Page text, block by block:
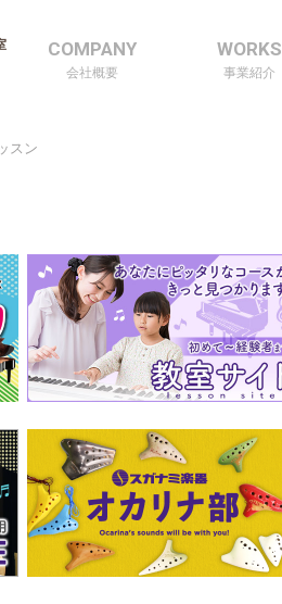
COMPANY
会社概要
WORKS
事業紹介
スン